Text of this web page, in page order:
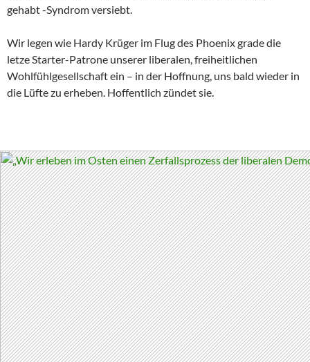
gehabt -Syndrom versiebt.
Wir legen wie Hardy Krüger im Flug des Phoenix grade die
letze Starter-Patrone unserer liberalen, freiheitlichen
Wohlfühlgesellschaft ein – in der Hoffnung, uns bald wieder in
die Lüfte zu erheben. Hoffentlich zündet sie.